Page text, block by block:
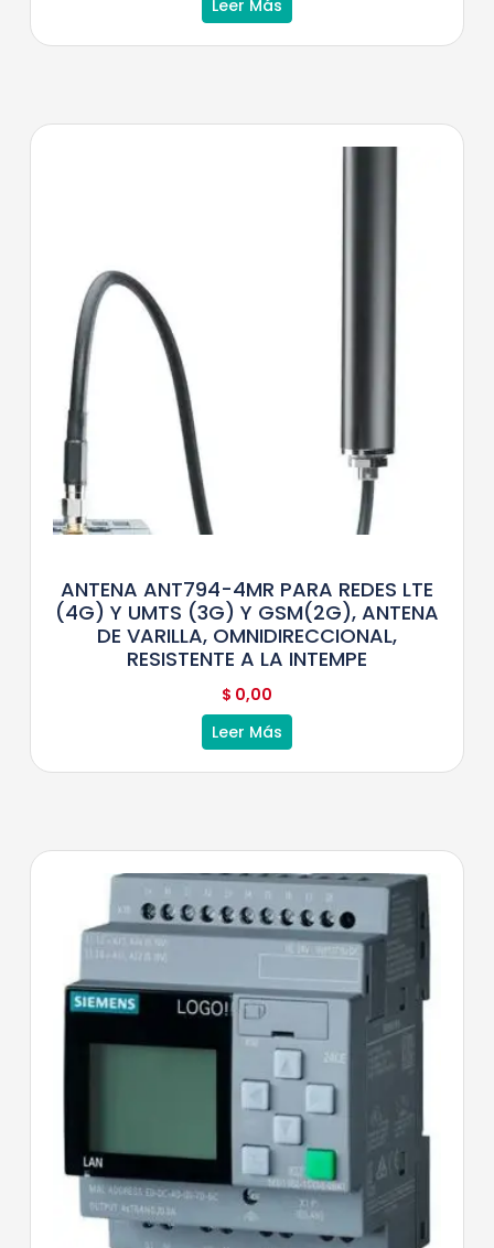
Leer Más
ANTENA ANT794-4MR PARA REDES LTE
(4G) Y UMTS (3G) Y GSM(2G), ANTENA
DE VARILLA, OMNIDIRECCIONAL,
RESISTENTE A LA INTEMPE
$ 0,00
Leer Más